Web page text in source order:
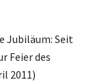
Jubiläum: Seit
Feier des
2011)